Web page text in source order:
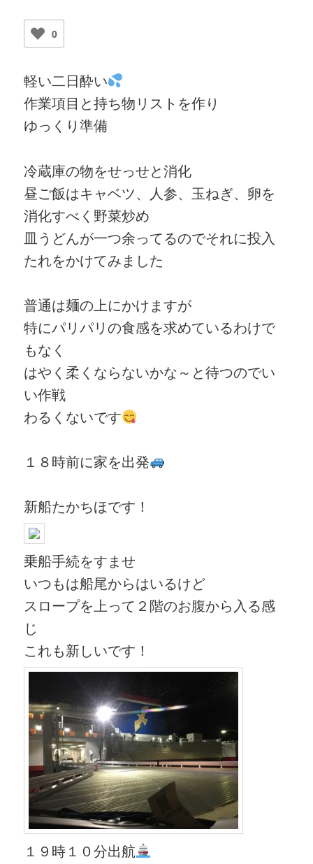
0
軽い二日酔い
作業項目と持ち物リストを作り
ゆっくり準備
冷蔵庫の物をせっせと消化
昼ご飯はキャベツ、人参、玉ねぎ、卵を
消化すべく野菜炒め
皿うどんが一つ余ってるのでそれに投入
たれをかけてみました
普通は麺の上にかけますが
特にパリパリの食感を求めているわけで
もなく
はやく柔くならないかな～と待つのでい
い作戦
わるくないです
１８時前に家を出発
新船たかちほです！
乗船手続をすませ
いつもは船尾からはいるけど
スロープを上って２階のお腹から入る感
じ
これも新しいです！
１９時１０分出航